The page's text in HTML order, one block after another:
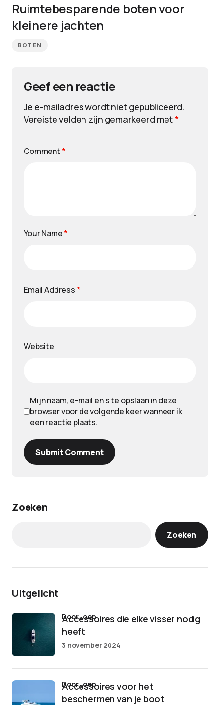
Ruimtebesparende boten voor
kleinere jachten
BOTEN
Geef een reactie
Je e-mailadres wordt niet gepubliceerd.
Vereiste velden zijn gemarkeerd met*
Comment *
Your Name*
Email Address *
Website
Mijn naam, e-mail en site opslaan in deze
browser voor de volgende keer wanneer ik
een reactie plaats.
Submit Comment
Zoeken
Zoeken
Uitgelicht
Accessoires die elke visser nodig
heeft
door Joep
3 november 2024
Accessoires voor het
beschermen van je boot
door Joep